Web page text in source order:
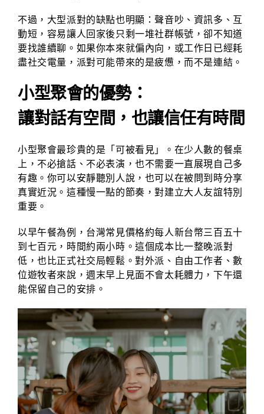
不過，大型派對的缺點也明顯：聲音吵、資訊多、互
動短，容易讓人回家後只剩一堆社群帳號，卻不知道
要找誰續聊。如果你本來就偏內向，或工作日已經耗
盡社交電量，派對可能帶來的是疲憊，而不是連結。
小型聚會的優勢：
讓對話有空間，也讓信任有時間
小型聚會最珍貴的是「可被看見」。在少人數的餐桌
上，不必搶話、不必表演，也不需要一直展現自己多
有趣。你可以安靜聽別人說，也可以在被問到時分享
真實近況。這種慢一點的節奏，對建立大人友誼特別
重要。
以早午餐為例，台灣常見價格約每人新台幣三百五十
到七百元，時間約兩小時。這個成本比一整晚派對
低，也比正式社交局輕鬆。對外派、自由工作者、數
位遊牧者來說，週末早上見面不會太耗體力，下午還
能保留自己的安排。